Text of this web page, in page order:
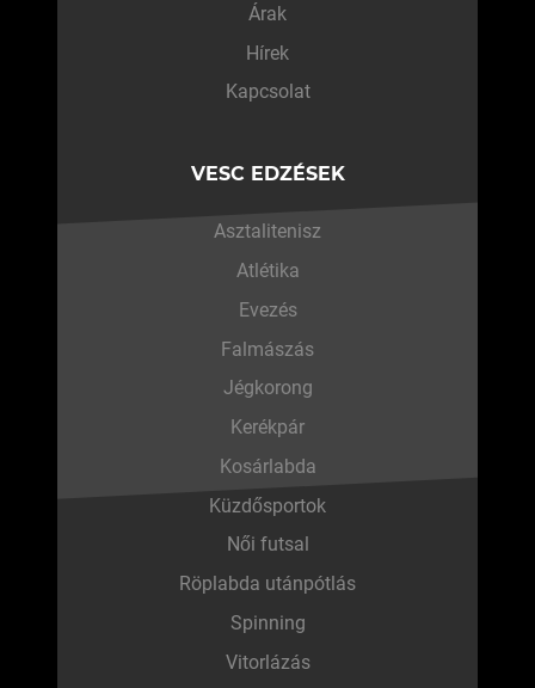
Árak
Hírek
Kapcsolat
VESC EDZÉSEK
Asztalitenisz
Atlétika
Evezés
Falmászás
Jégkorong
Kerékpár
Kosárlabda
Küzdősportok
Női futsal
Röplabda utánpótlás
Spinning
Vitorlázás